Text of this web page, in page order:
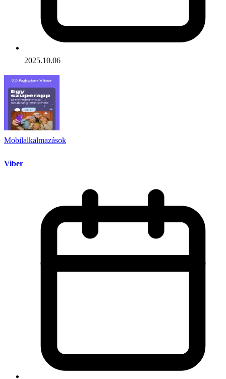
2025.10.06
Mobilalkalmazások
Viber